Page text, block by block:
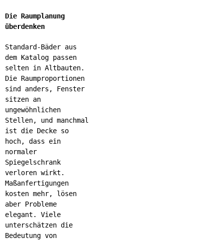
Die Raumplanung
überdenken
Standard-Bäder aus
dem Katalog passen
selten in Altbauten.
Die Raumproportionen
sind anders, Fenster
sitzen an
ungewöhnlichen
Stellen, und manchmal
ist die Decke so
hoch, dass ein
normaler
Spiegelschrank
verloren wirkt.
Maßanfertigungen
kosten mehr, lösen
aber Probleme
elegant. Viele
unterschätzen die
Bedeutung von